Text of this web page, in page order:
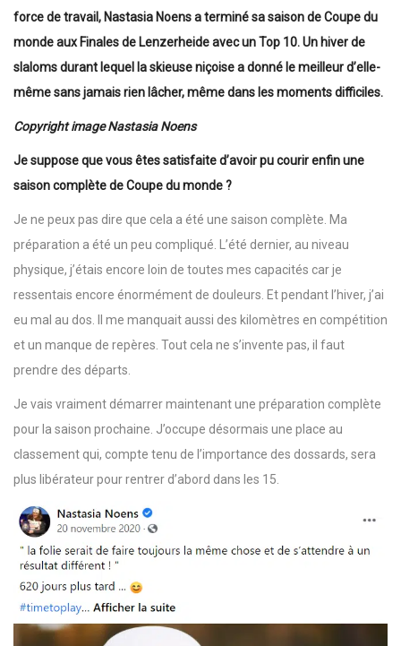
force de travail, Nastasia Noens a terminé sa saison de Coupe du
monde aux Finales de Lenzerheide avec un Top 10. Un hiver de
slaloms durant lequel la skieuse niçoise a donné le meilleur d’elle-
même sans jamais rien lâcher, même dans les moments difficiles.
Copyright image Nastasia Noens
Je suppose que vous êtes satisfaite d’avoir pu courir enfin une
saison complète de Coupe du monde ?
Je ne peux pas dire que cela a été une saison complète. Ma
préparation a été un peu compliqué. L’été dernier, au niveau
physique, j’étais encore loin de toutes mes capacités car je
ressentais encore énormément de douleurs. Et pendant l’hiver, j’ai
eu mal au dos. Il me manquait aussi des kilomètres en compétition
et un manque de repères. Tout cela ne s’invente pas, il faut
prendre des départs.
Je vais vraiment démarrer maintenant une préparation complète
pour la saison prochaine. J’occupe désormais une place au
classement qui, compte tenu de l’importance des dossards, sera
plus libérateur pour rentrer d’abord dans les 15.